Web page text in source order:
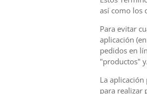
así como los
Para evitar
aplicación
pedidos en
"productos"
La
para realizar